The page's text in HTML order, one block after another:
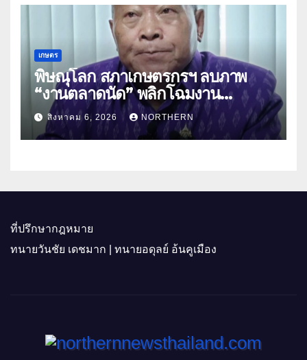
เกษตร
พิษณุโลก สภาเกษตรกรฯ ลบภาพ
“งานตลาดนัด” พลิกโฉมงาน
“เกษตรรุ่งเรืองเมืองสองแคว 69” มุ่ง
ประโยชน์เกษตรกร ดึงนวัตกรรม-จับ
คู่ธุรกิจดันสินค้าเกษตรสู่สากล (คลิป)
สิงหาคม 6, 2026 NORTHERN
ที่ปรึกษากฎหมาย
ทนายวันชัย เดชมาก | ทนายอดุลย์ อ้นคูเมือง